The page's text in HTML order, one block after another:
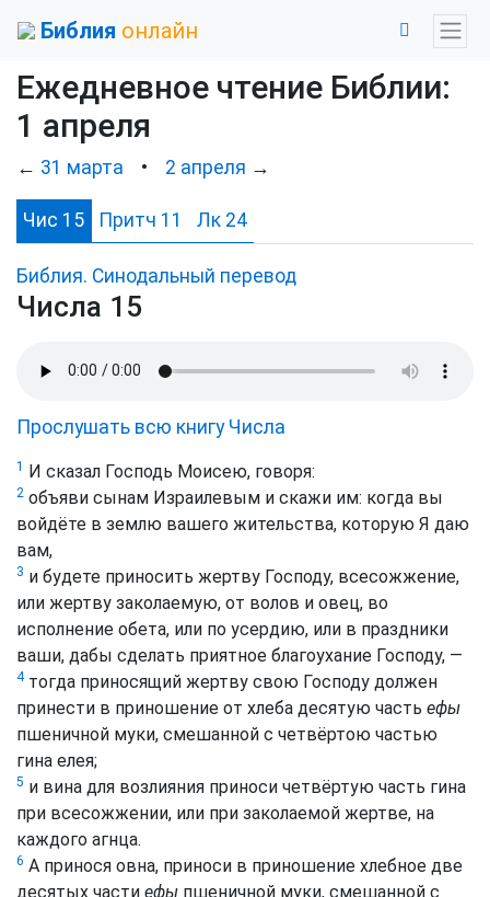
Библия онлайн
Ежедневное чтение Библии:
1 апреля
← 31 марта • 2 апреля →
Чис 15 Притч 11 Лк 24
Библия. Синодальный перевод
Числа 15
Прослушать всю книгу Числа
1 И сказал Господь Моисею, говоря:
2 объяви сынам Израилевым и скажи им: когда вы
войдёте в землю вашего жительства, которую Я даю
вам,
3 и будете приносить жертву Господу, всесожжение,
или жертву заколаемую, от волов и овец, во
исполнение обета, или по усердию, или в праздники
ваши, дабы сделать приятное благоухание Господу, —
4тогда приносящий жертву свою Господу должен
принести в приношение от хлеба десятую часть ефы
пшеничной муки, смешанной с четвёртою частью
гина елея;
5 и вина для возлияния приноси четвёртую часть гина
при всесожжении, или при заколаемой жертве, на
каждого агнца.
6 А принося овна, приноси в приношение хлебное две
десятых части ефы пшеничной муки, смешанной с